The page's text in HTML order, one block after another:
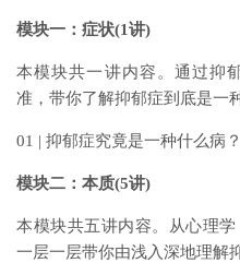
模块一：症状(1讲)
本模块共一讲内容。通过抑
准，带你了解抑郁症到底是一
01 | 抑郁症究竟是一种什么病？
模块二：本质(5讲)
本模块共五讲内容。从心理
一层一层带你由浅入深地理解